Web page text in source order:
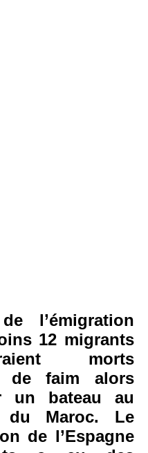
l’émigration
12 migrants
morts
de faim alors
un bateau au
du Maroc. Le
de l’Espagne